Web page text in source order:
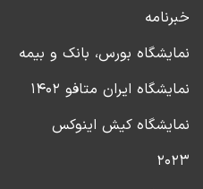
خبرنامه
نمایشگاه بورس، بانک و بیمه
نمایشگاه ایران متافو ۱۴۰۲
نمایشگاه کیش اینوکس
۲۰۲۳